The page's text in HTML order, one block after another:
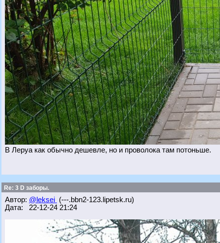
В Леруа как обычно дешевле, но и проволока там потоньше.
Re: 3 D заборы.
Автор: @leksei (---.bbn2-123.lipetsk.ru)
Дата: 22-12-24 21:24